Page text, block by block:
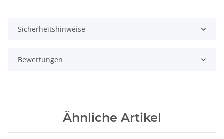
Sicherheitshinweise
Bewertungen
Ähnliche Artikel